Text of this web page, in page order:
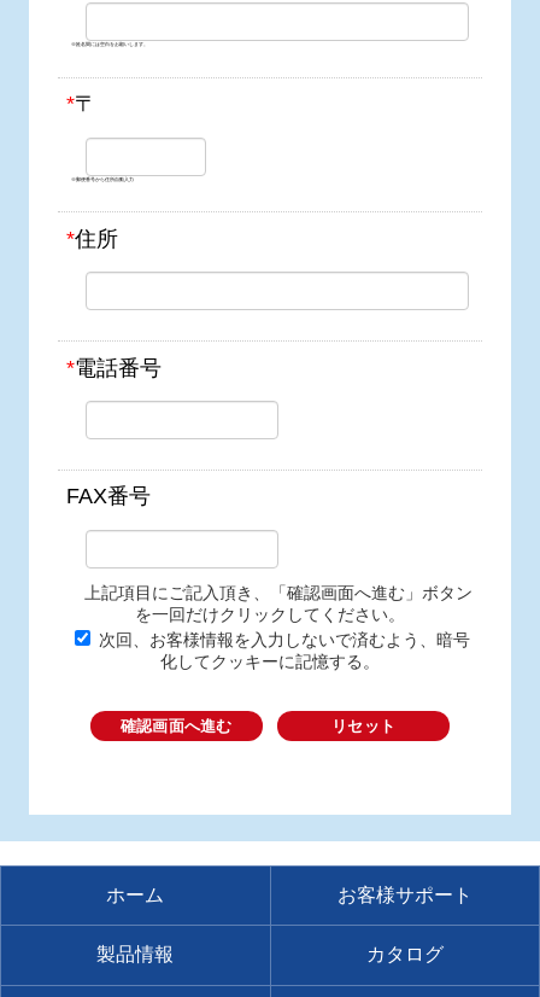
※姓名間には空白をお願いします。
*〒
※郵便番号から住所自動入力
*住所
*電話番号
FAX番号
上記項目にご記入頂き、「確認画面へ進む」ボタン
を一回だけクリックしてください。
次回、お客様情報を入力しないで済むよう、暗号
化してクッキーに記憶する。
確認画面へ進む リセット
ホーム お客様サポート
製品情報 カタログ